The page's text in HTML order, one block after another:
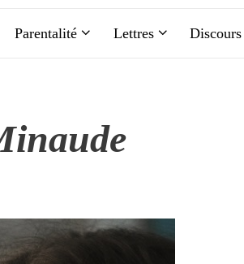
Parentalité Lettres Discours